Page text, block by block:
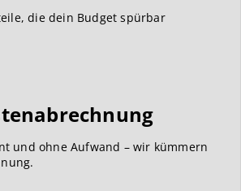
die dein Budget spürbar
und ohne Aufwand – wir kümmern